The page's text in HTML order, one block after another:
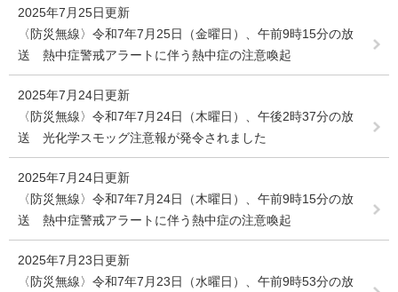
2025年7月25日更新
〈防災無線〉令和7年7月25日（金曜日）、午前9時15分の放
送 熱中症警戒アラートに伴う熱中症の注意喚起
2025年7月24日更新
〈防災無線〉令和7年7月24日（木曜日）、午後2時37分の放
送 光化学スモッグ注意報が発令されました
2025年7月24日更新
〈防災無線〉令和7年7月24日（木曜日）、午前9時15分の放
送 熱中症警戒アラートに伴う熱中症の注意喚起
2025年7月23日更新
〈防災無線〉令和7年7月23日（水曜日）、午前9時53分の放